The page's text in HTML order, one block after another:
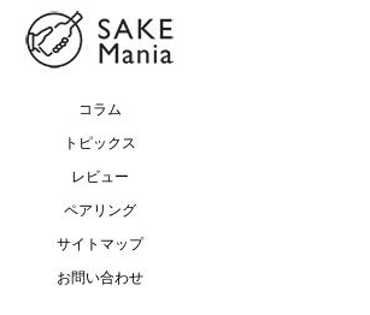
コラム
トピックス
レビュー
ペアリング
サイトマップ
お問い合わせ